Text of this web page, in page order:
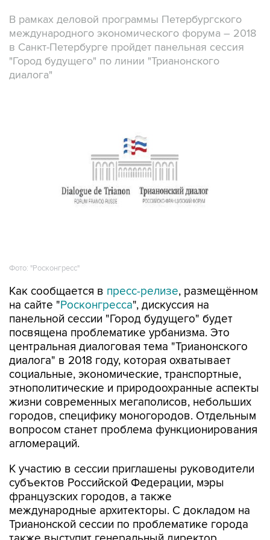
В рамках деловой программы Петербургского
международного экономического форума – 2018
в Санкт-Петербурге пройдет панельная сессия
"Город будущего" по линии "Трианонского
диалога"
Фото: "Росконгресс"
Как сообщается в пресс-релизе, размещённом
на сайте "Росконгресса", дискуссия на
панельной сессии "Город будущего" будет
посвящена проблематике урбанизма. Это
центральная диалоговая тема "Трианонского
диалога" в 2018 году, которая охватывает
социальные, экономические, транспортные,
этнополитические и природоохранные аспекты
жизни современных мегаполисов, небольших
городов, специфику моногородов. Отдельным
вопросом станет проблема функционирования
агломераций.
К участию в сессии приглашены руководители
субъектов Российской Федерации, мэры
французских городов, а также
международные архитекторы. С докладом на
Трианонской сессии по проблематике города